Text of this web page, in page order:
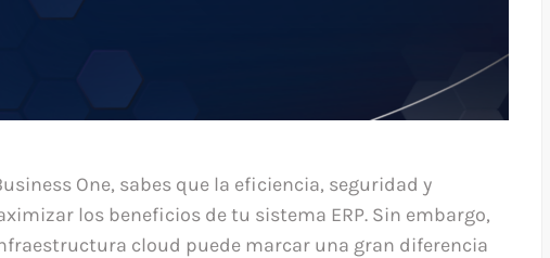
One, sabes que la eficiencia, seguridad y
los beneficios de tu sistema ERP. Sin embargo,
cloud puede marcar una gran diferencia